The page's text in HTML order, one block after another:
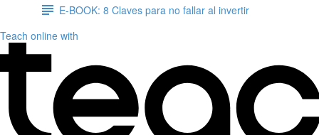
E-BOOK: 8 Claves para no fallar al invertir
Teach online with